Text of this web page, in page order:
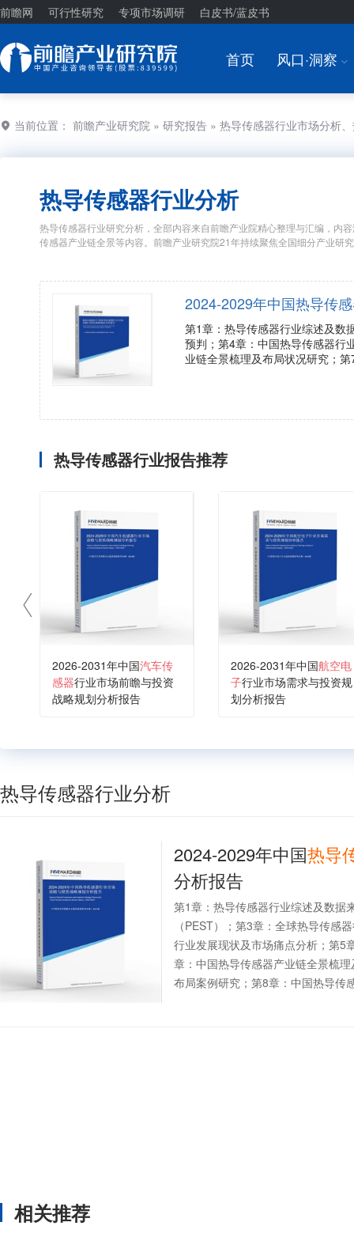
前瞻网 可行性研究 专项市场调研 白皮书/蓝皮书
首页 风口·洞察 I
当前位置： 前瞻产业研究院 » 研究报告 » 热导传感器行业市场分析
热导传感器行业分析
热导传感器行业研究分析，全部内容来自前瞻产业院精心整理与汇编，内
传感器产业链全景等内容。前瞻产业研究院21年持续聚焦全国细分产业研
2024-2029年中国热导传
第1章：热导传感器行业综述及数
预判；第4章：中国热导传感器行
业链全景梳理及布局状况研究；
热导传感器行业报告推荐
2026-2031年中国汽车传
感器行业市场前瞻与投资
战略规划分析报告
2026-2031年中国航空电
子行业市场需求与投资规
划分析报告
热导传感器行业分析
2024-2029年中国热导
分析报告
第1章：热导传感器行业综述及数据
（PEST）；第3章：全球热导传感
行业发展现状及市场痛点分析；第5
章：中国热导传感器产业链全景梳
布局案例研究；第8章：中国热导传
相关推荐